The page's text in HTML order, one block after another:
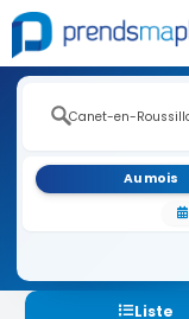
Au mois
Liste